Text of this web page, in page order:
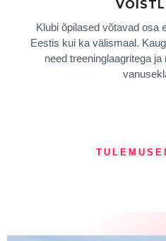
Klubi õpilased võtavad osa
Eestis kui ka välismaal.
need treeninglaagritega